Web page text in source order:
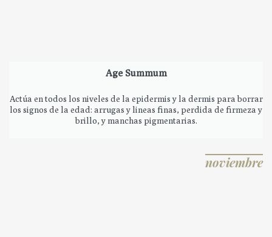
Age Summum
Actúa en todos los niveles de la epidermis y la dermis para borrar
los signos de la edad: arrugas y lineas finas, perdida de firmeza y
brillo, y manchas pigmentarias.
noviembre